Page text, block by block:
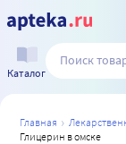
Каталог
главная
глицерин в омске